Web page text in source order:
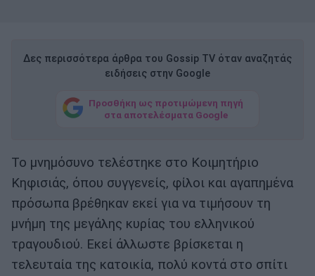
Δες περισσότερα άρθρα του Gossip TV όταν αναζητάς
ειδήσεις στην Google
Προσθήκη ως προτιμώμενη πηγή
στα αποτελέσματα Google
Το μνημόσυνο τελέστηκε στο Κοιμητήριο
Κηφισιάς, όπου συγγενείς, φίλοι και αγαπημένα
πρόσωπα βρέθηκαν εκεί για να τιμήσουν τη
μνήμη της μεγάλης κυρίας του ελληνικού
τραγουδιού. Εκεί άλλωστε βρίσκεται η
τελευταία της κατοικία, πολύ κοντά στο σπίτι